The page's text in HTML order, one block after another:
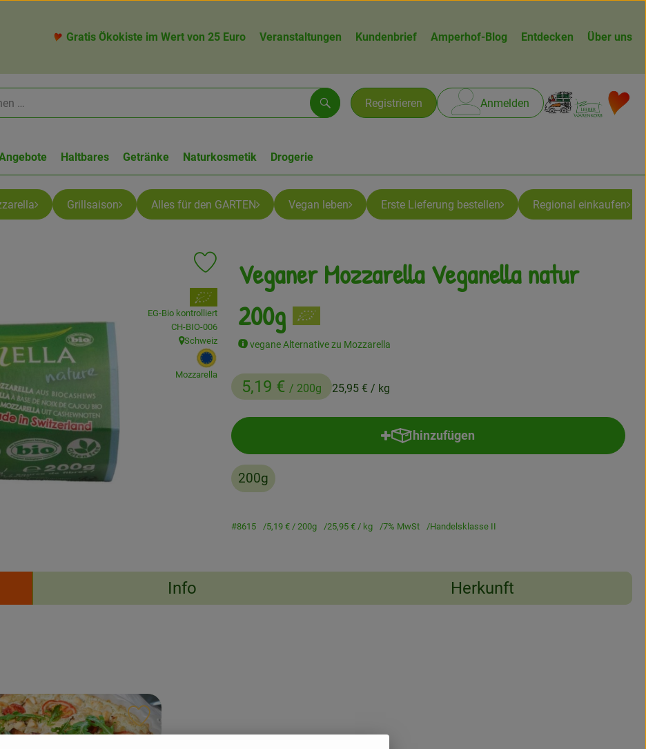
Gratis Ökokiste im Wert von 25 Euro Veranstaltungen Kundenbrief Amperhof-Blog Entdecken Über uns
Registrieren Anmelden
Suchen
Haltbares Getränke Naturkosmetik Drogerie
Grillsaison Alles für den GARTEN Vegan leben Erste Lieferung bestellen Regional einkaufen
Veganer Mozzarella Veganella natur
200g
vegane Alternative zu Mozzarella
5,19 € / 200g 25,95 € / kg
Produkt zu Favouriten hinzufügen
, Verband:
EG-Bio kontrolliert
, Kontrollstelle:
CH-BIO-006
, Herkunft:
Schweiz
, EU Herkunft:
Mozzarella
hinzufügen
Produkt zum Warenkorb hinzufügen
200g
#8615 5,19 € / 200g 25,95 € / kg 7% MwSt Handelsklasse II
Info Herkunft
hinzufügen Rezept zu Favouriten hinzufügen